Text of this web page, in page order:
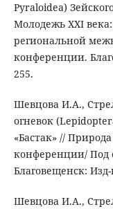
Pyraloidea)
Молодежь XXI
региональной
конференции.
255.
Шевцова И.А.,
огневок
«Бастак» //
конференции/ Под
Благовещенск:
Шевцова И.А.,